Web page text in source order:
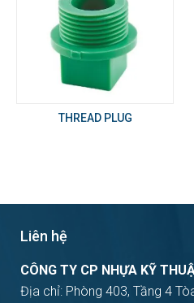
THREAD PLUG
Liên hệ
CÔNG TY CP NHỰA KỸ
Địa chỉ: Phòng 403, Tầng 4